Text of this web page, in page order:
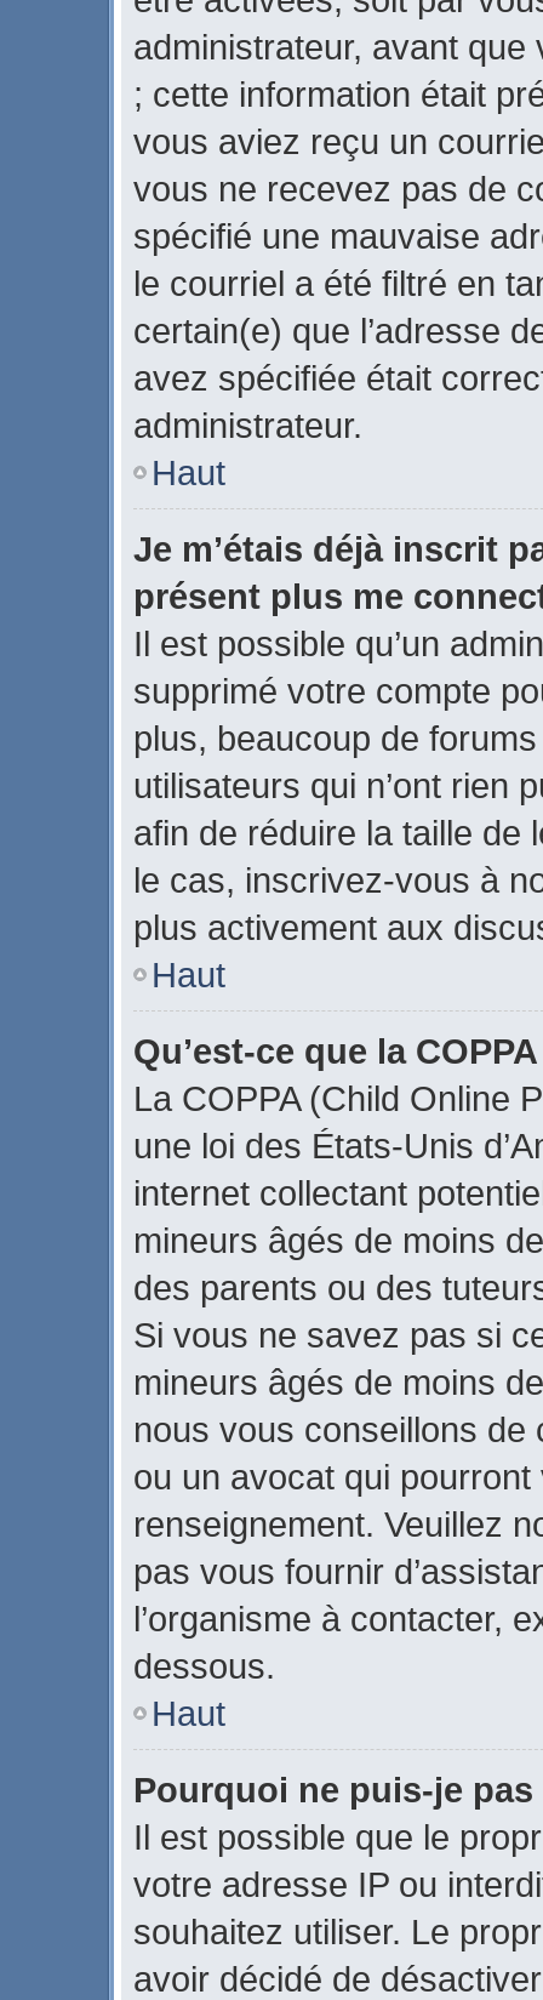
administrateur, avant
; cette information était
vous aviez reçu un
vous ne recevez pas de
spécifié une mauvaise
le courriel a été filtré en
certain(e) que l’adresse
avez spécifiée était
administrateur.
Haut
Je m’étais déjà inscrit
présent plus me
Il est possible qu’un
supprimé votre compte
plus, beaucoup de
utilisateurs qui n’ont rien
afin de réduire la taille de
le cas, inscrivez-vous à
plus activement aux
Haut
Qu’est-ce que la
La COPPA (Child Online
une loi des États-Unis
internet collectant
mineurs âgés de moins
des parents ou des
Si vous ne savez pas si
mineurs âgés de moins
nous vous conseillons de
ou un avocat qui
renseignement. Veuillez
pas vous fournir
l’organisme à contacter,
dessous.
Haut
Pourquoi ne puis-je pas
Il est possible que le
votre adresse IP ou
souhaitez utiliser. Le
avoir décidé de